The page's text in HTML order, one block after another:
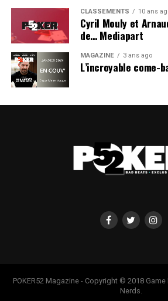
CLASSEMENTS 10 ans
Cyril Mouly et
de… Mediapart
MAGAZINE 3 ans ago
L’incroyable come-
POKER52 Magazine - Copyright © 2018
Nerds.